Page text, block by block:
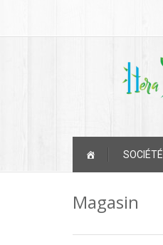
contenu
SOCIÉTÉ
Magasin